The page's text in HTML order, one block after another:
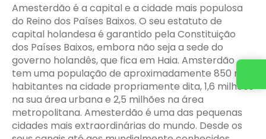
Amesterdão é a capital e a cidade mais populosa
do Reino dos Países Baixos. O seu estatuto de
capital holandesa é garantido pela Constituição
dos Países Baixos, embora não seja a sede do
governo holandês, que fica em Haia. Amsterdão
tem uma população de aproximadamente 850 mil
habitantes na cidade propriamente dita, 1,6 milhões
na sua área urbana e 2,5 milhões na área
metropolitana. Amesterdão é uma das pequenas
cidades mais extraordinárias do mundo. Desde os
Entre em contato conosco